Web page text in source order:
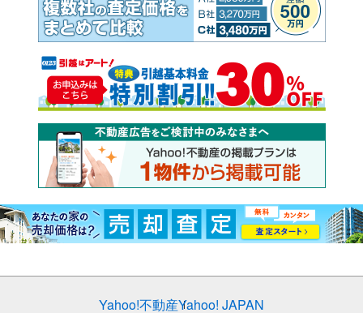
Yahoo!不動産Yahoo! JAPAN